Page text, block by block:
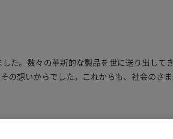
た。数々の革新的な製品を世に送り出して
の想いからでした。これからも、社会のさ